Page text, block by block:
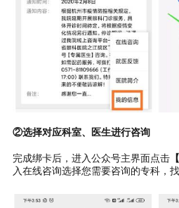
②选择对应科室、医生进行咨询
完成绑卡后，进入公众号主界面点击
入在线咨询选择您需要咨询的专科，